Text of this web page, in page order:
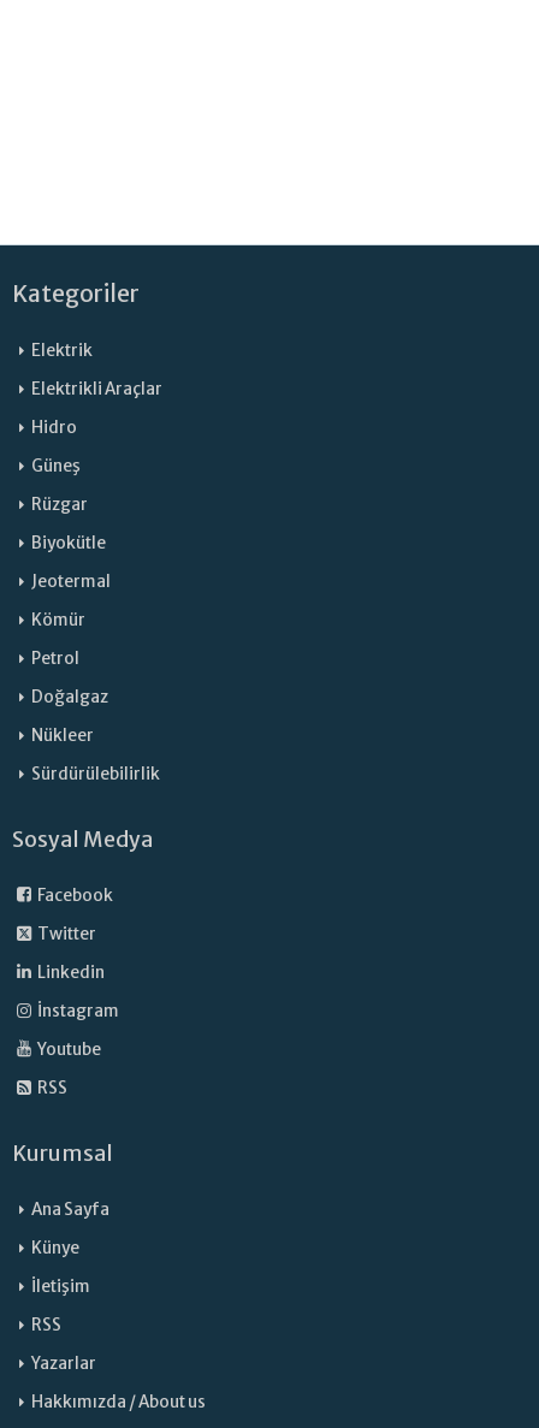
Kategoriler
Elektrik
Elektrikli Araçlar
Hidro
Güneş
Rüzgar
Biyokütle
Jeotermal
Kömür
Petrol
Doğalgaz
Nükleer
Sürdürülebilirlik
Sosyal Medya
Facebook
Twitter
Linkedin
İnstagram
Youtube
RSS
Kurumsal
Ana Sayfa
Künye
İletişim
RSS
Yazarlar
Hakkımızda / About us